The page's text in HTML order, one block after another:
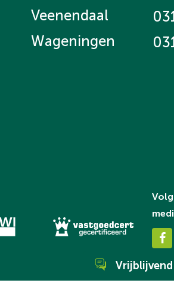
Veenendaal
Wageningen
Vrijblijvend